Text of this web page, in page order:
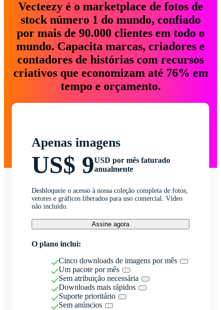
Vecteezy é o marketplace de fotos de
stock número 1 do mundo, confiado
por mais de 90.000 clientes em todo o
mundo. Capacita marcas, criadores e
contadores de histórias com recursos
criativos que economizam até 76% em
tempo e orçamento.
Apenas imagens
US$ 9USD por mês faturado
anualmente
Desbloqueie o acesso à nossa coleção completa de fotos,
vetores e gráficos liberados para uso comercial. Vídeo
não incluído.
Assine agora
O plano inclui:
Cinco downloads de imagens por mês
Um pacote por mês
Sem atribuição necessária
Downloads mais rápidos
Suporte prioritário
Sem anúncios